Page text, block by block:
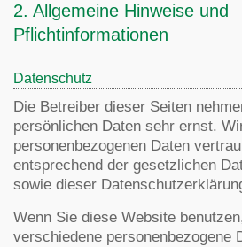
2. Allgemeine Hinweise und
Pflichtinformationen
Datenschutz
Die Betreiber dieser Seiten
persönlichen Daten sehr ernst.
personenbezogenen Daten
entsprechend der gesetzlichen
sowie dieser
Wenn Sie diese Website
verschiedene personenbezogene